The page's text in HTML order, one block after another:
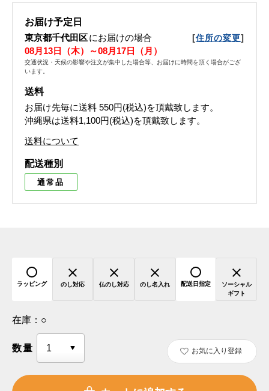
お届け予定日
東京都千代田区にお届けの場合 [住所の変更]
08月13日（木）～08月17日（月）
交通状況・天候の影響や注文が集中した場合等、お届けに時間を頂く場合がござ
います。
送料
お届け先毎に送料 550円(税込)を頂戴致します。
沖縄県は送料1,100円(税込)を頂戴致します。
送料について
配送種別
通常品
ラッピング のし対応 仏のし対応 のし名入れ 配送日指定
ソーシャル
ギフト
在庫： ○
数量 お気に入り登録